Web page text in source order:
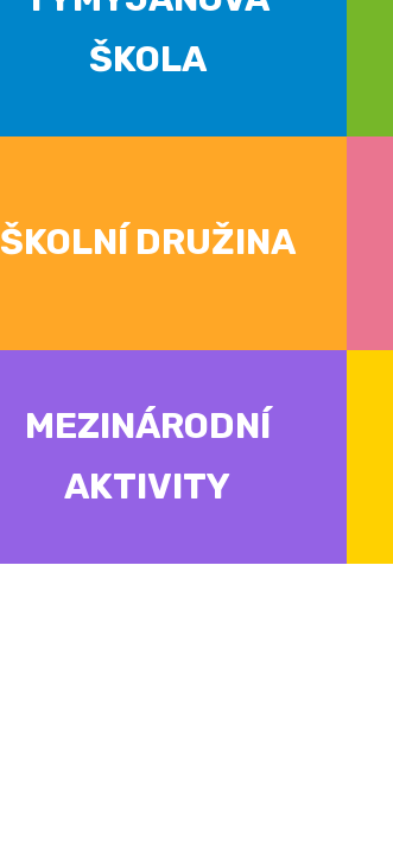
ŠKOLA
ŠKOLNÍ DRUŽINA
MEZINÁRODNÍ
AKTIVITY